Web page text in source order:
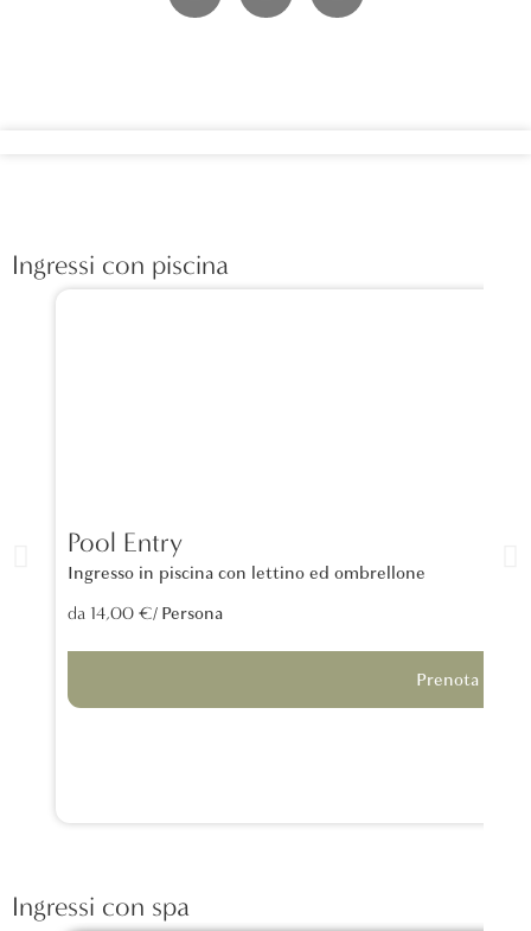
Ingressi con piscina
Pool Entry
Ingresso in piscina con lettino ed ombrellone
da 14,00 €/ Persona
Prenota
Ingressi con spa